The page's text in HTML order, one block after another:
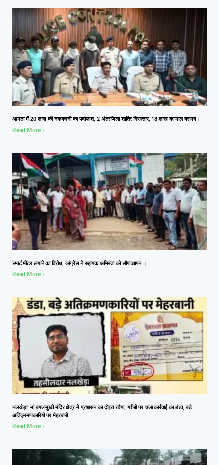
आमला में 20 लाख की नकबजनी का पर्दाफाश, 2 अंतरजिला शातिर गिरफ्तार, 18 लाख का माल बरामद।
Read More »
स्मार्ट मीटर लगाने का विरोध, कांग्रेस ने सहायक अभियंता को सौंपा ज्ञापन ।
Read More »
नलखेड़ा: मां बगलामुखी मंदिर क्षेत्र में प्रशासन का दोहरा रवैया, गरीबों पर चला कार्रवाई का डंडा, बड़े
अतिक्रमणकारियों पर मेहरबानी
Read More »